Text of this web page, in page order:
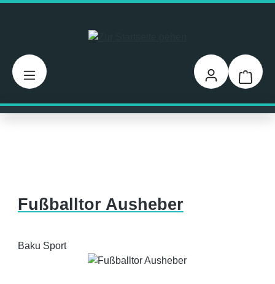
Fußballtor Ausheber
Baku Sport
Bildergalerie überspringen